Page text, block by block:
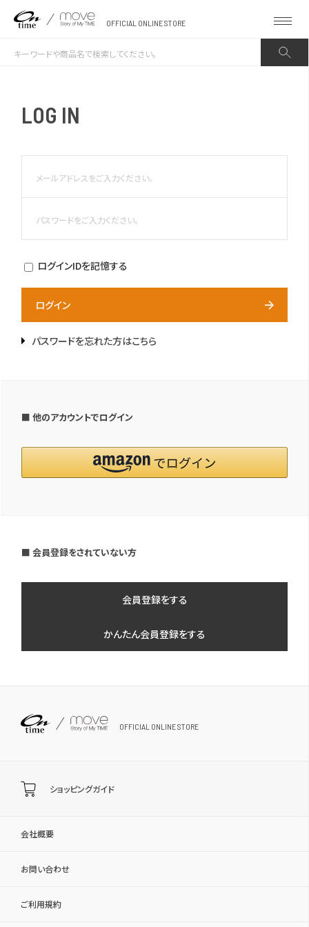
OFFICIAL ONLINE STORE
LOG IN
ログインIDを記憶する
ログイン
パスワードを忘れた方はこちら
■ 他のアカウントでログイン
■ 会員登録をされていない方
会員登録をする
かんたん会員登録をする
OFFICIAL ONLINE STORE
会社概要
お問い合わせ
ご利用規約
ショッピングガイド